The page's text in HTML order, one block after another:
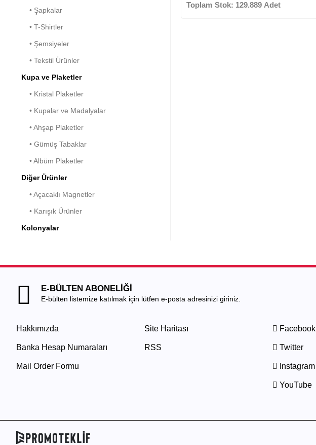
• Şapkalar
• T-Shirtler
• Şemsiyeler
• Tekstil Ürünler
Kupa ve Plaketler
• Kristal Plaketler
• Kupalar ve Madalyalar
• Ahşap Plaketler
• Gümüş Tabaklar
• Albüm Plaketler
Diğer Ürünler
• Açacaklı Magnetler
• Karışık Ürünler
Kolonyalar
Toplam Stok: 129.889 Adet
E-BÜLTEN ABONELİĞİ
E-bülten listemize katılmak için lütfen e-posta adresinizi giriniz.
Hakkımızda
Banka Hesap Numaraları
Mail Order Formu
Site Haritası
RSS
Facebook
Twitter
Instagram
YouTube